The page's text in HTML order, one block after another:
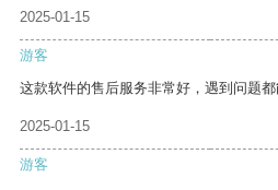
2025-01-15
游客
这款软件的售后服务非常好，遇到问题都
2025-01-15
游客